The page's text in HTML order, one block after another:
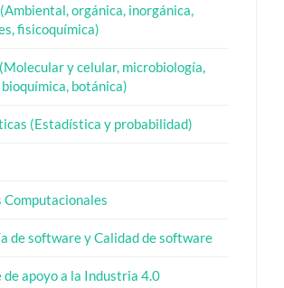
orgánica, inorgánica,
fisicoquímica)
y celular, microbiología,
botánica)
(Estadística y probabilidad)
Computacionales
de software y Calidad de software
apoyo a la Industria 4.0